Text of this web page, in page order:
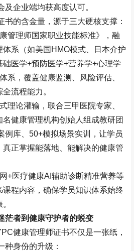
企业端均获高度认可。
书的含金量，源于三大硬核支撑：
管理师国家职业技能标准》，融
系（如美国 HMO模式、日本介护
础医学+预防医学+营养学+心理学
系，覆盖健康监测、风险评估、
流程能力。
理论灌输，联合三甲医院专家、
健康管理机构创始人组成教研团
例库、50+模拟场景实训，让学员
正掌握能落地、能解决的健康管
+医疗健康AI辅助诊断精准营养等
课程内容，确保学员知识体系始终
茫者到健康守护者的蜕变
健康管理师证书不仅是一张纸，
种身份的升级：